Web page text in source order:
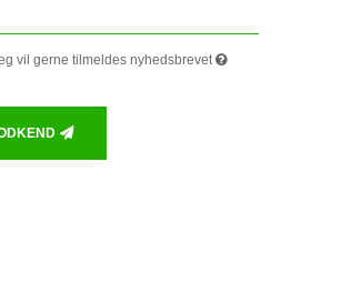
vil gerne tilmeldes nyhedsbrevet